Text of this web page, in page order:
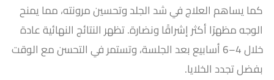
كما يساهم العلاج في شد الجلد وتحسين مرونته، مما يمنح
الوجه مظهرًا أكثر إشراقًا ونضارة. تظهر النتائج النهائية عادة
خلال 4–6 أسابيع بعد الجلسة، وتستمر في التحسن مع الوقت
بفضل تجدد الخلايا.